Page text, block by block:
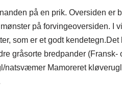
på en prik. Oversiden
på forvingeoversiden. I
som er et godt
gråsorte bredpander
natsvæmer Mamoreret